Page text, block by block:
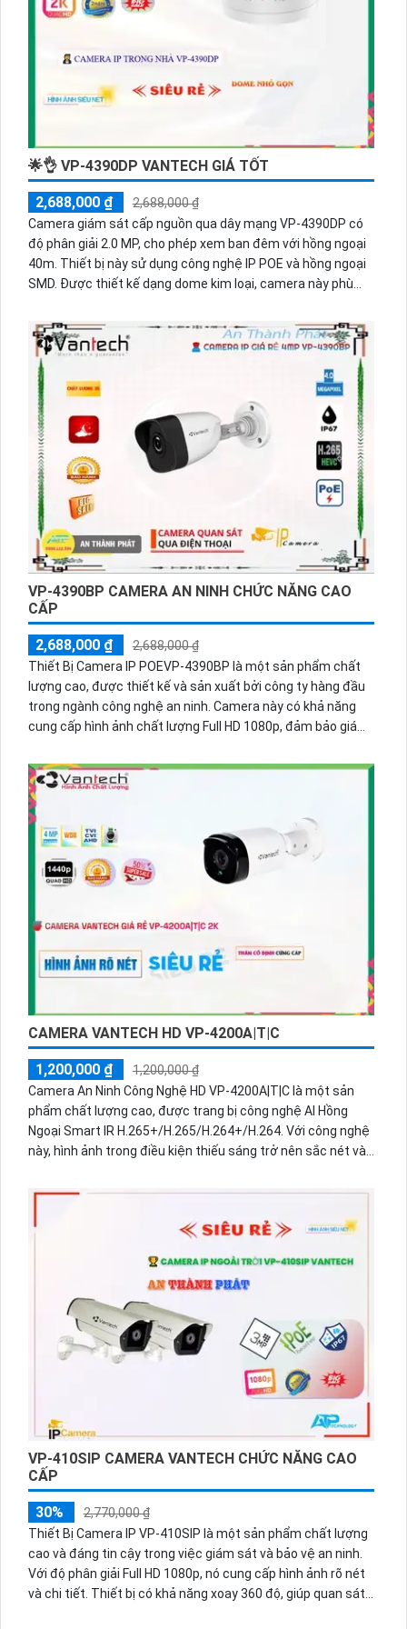
🌟👌 VP-4390DP VANTECH GIÁ TỐT
2,688,000 ₫
2,688,000 ₫
Camera giám sát cấp nguồn qua dây mạng VP-4390DP có
độ phân giải 2.0 MP, cho phép xem ban đêm với hồng ngoại
40m. Thiết bị này sử dụng công nghệ IP POE và hồng ngoại
SMD. Được thiết kế dạng dome kim loại, camera này phù
hợp chức năng thu âm rõ ràng, giúp bạn có thể nghe rõ các
âm thanh xung quanh.
VP-4390BP CAMERA AN NINH CHỨC NĂNG CAO
CẤP
2,688,000 ₫
2,688,000 ₫
Thiết Bị Camera IP POEVP-4390BP là một sản phẩm chất
lượng cao, được thiết kế và sản xuất bởi công ty hàng đầu
trong ngành công nghệ an ninh. Camera này có khả năng
cung cấp hình ảnh chất lượng Full HD 1080p, đảm bảo giám
POE (Power over Ethernet), giúp tiết kiệm thời gian và công
sức trong việc cài đặt và cấu hình. Thiết Bị Camera IP
POEVP-4390BP cũng có khả năng chống nước và chống bụi,
cho phép bạn sử dụng trong cả nhà và ngoài trời. Nó cung
cấp tính năng đa dạng như công nghệ nhận diện khuôn
mặt, hỗ trợ ghi hình đám mây và hỗ trợ đàm thoại hai chiều,
giúp bạn có thể giao tiếp với người trong hình ảnh. Với khả
Camera IP POEVP-4390BP đáng tin cậy để bảo vệ tài sản
và gia đình của bạn.
CAMERA VANTECH HD VP-4200A|T|C
1,200,000 ₫
1,200,000 ₫
Camera An Ninh Công Nghệ HD VP-4200A|T|C là một sản
phẩm chất lượng cao, được trang bị công nghệ AI Hồng
Ngoại Smart IR H.265+/H.265/H.264+/H.264. Với công nghệ
này, hình ảnh trong điều kiện thiếu sáng trở nên sắc nét và
đặc biệt của camera này là công nghệ Hồng Ngoại Smart
bảo rằng bạn có thể xem được không gian trong khoảng
cách xa lên đến 40m. Với việc sử dụng công nghệ xử lý hình
ảnh CMOS, camera này cung cấp hình ảnh màu sắc sặc sỡ
và chân thực. Bạn có thể xem hình ảnh ban đêm qua chế độ
hồng ngoại, giúp bạn dễ dàng quan sát và giám sát các khu
vực trong tối. Tóm lại, Camera An Ninh Công Nghệ HD VP-
4200A|T|C là một sản phẩm đáng tin cậy và hiệu suất cao,
với ưu điểm vượt trội trong việc giám sát ban đêm và xử lý
VP-410SIP CAMERA VANTECH CHỨC NĂNG CAO
CẤP
30%
2,770,000 ₫
Thiết Bị Camera IP VP-410SIP là một sản phẩm chất lượng
cao và đáng tin cậy trong việc giám sát và bảo vệ an ninh.
Với độ phân giải Full HD 1080p, nó cung cấp hình ảnh rõ nét
và chi tiết. Thiết bị có khả năng xoay 360 độ, giúp quan sát